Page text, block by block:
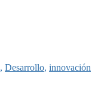
, Desarrollo, innovación